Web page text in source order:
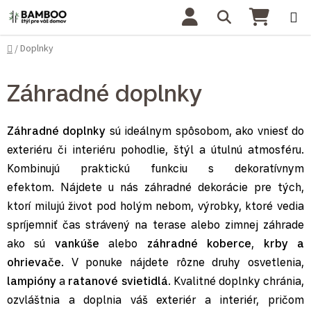
Prejsť na obsah Hľadať
Domov
/Doplnky
Záhradné doplnky
Záhradné doplnky sú ideálnym spôsobom, ako vniesť do
exteriéru či interiéru pohodlie, štýl a útulnú atmosféru.
Kombinujú praktickú funkciu s dekoratívnym
efektom. Nájdete u nás záhradné dekorácie pre tých,
ktorí milujú život pod holým nebom, výrobky, ktoré vedia
spríjemniť čas strávený na terase alebo zimnej záhrade
ako sú vankúše alebo záhradné koberce, krby a
ohrievače. V ponuke nájdete rôzne druhy osvetlenia,
lampióny a ratanové svietidlá. Kvalitné doplnky chránia,
ozvláštnia a doplnia váš exteriér a interiér, pričom